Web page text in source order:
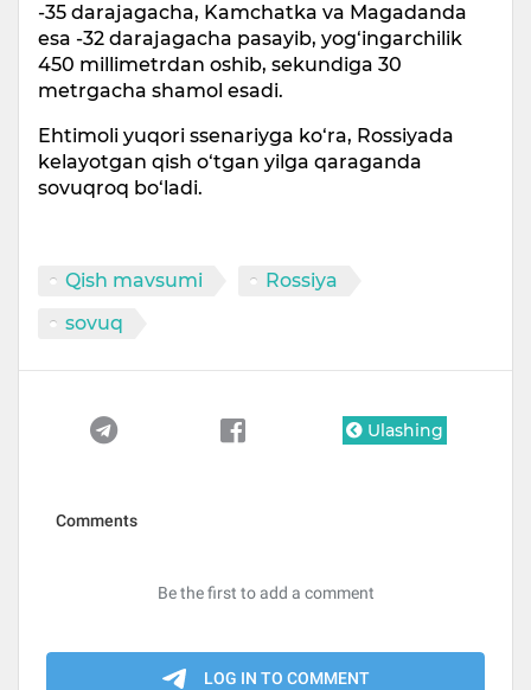
-35 darajagacha, Kamchatka va Magadanda
esa -32 darajagacha pasayib, yog‘ingarchilik
450 millimetrdan oshib, sekundiga 30
metrgacha shamol esadi.
Ehtimoli yuqori ssenariyga ko‘ra, Rossiyada
kelayotgan qish o‘tgan yilga qaraganda
sovuqroq bo‘ladi.
Qish mavsumi
Rossiya
sovuq
Ulashing